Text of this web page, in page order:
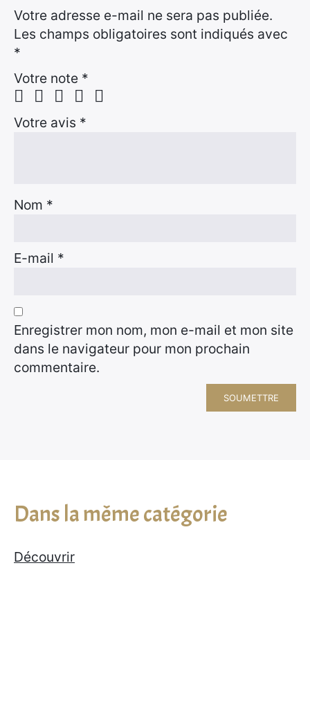
Votre adresse e-mail ne sera pas publiée.
Les champs obligatoires sont indiqués avec
*
Votre note *
Votre avis *
Nom *
E-mail *
Enregistrer mon nom, mon e-mail et mon site
dans le navigateur pour mon prochain
commentaire.
Dans la même catégorie
Découvrir